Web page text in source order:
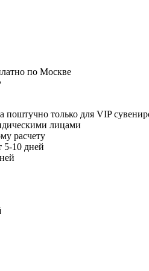
по Москве
поштучно только для VIP
лицами
расчету
5-10 дней